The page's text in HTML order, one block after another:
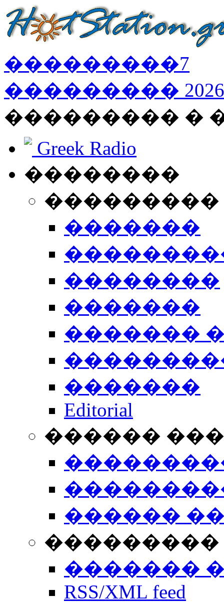
���������7
��������� 2026
��������� �
Greek Radio
��������
�������
��������
�������
�������
�������
Editorial
������
������
���������
�������
RSS/XML feed